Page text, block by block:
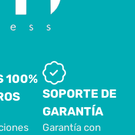
100%
SOPORTE DE
GARANTÍA
Garantía con